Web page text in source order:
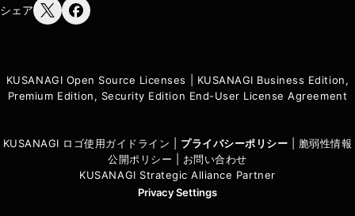
シェア
KUSANAGI Open Source Licenses
KUSANAGI Business Edition,
Premium Edition, Security Edition End-User License Agreement
KUSANAGI ロゴ使用ガイドライン プライバシーポリシー
脆弱性情報
公開ポリシー
お問い合わせ
KUSANAGI Strategic Alliance Partner
Privacy Settings